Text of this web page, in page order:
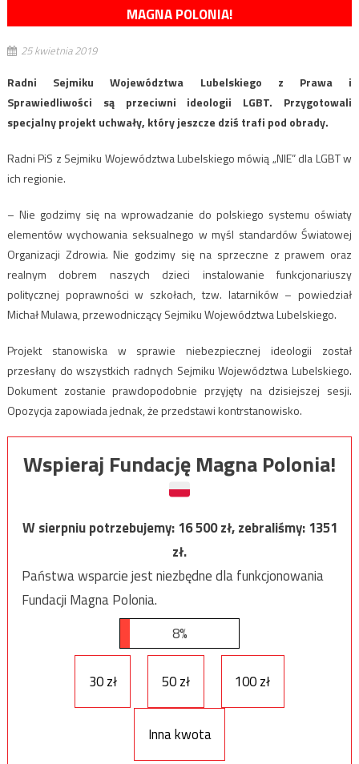
MAGNA POLONIA!
25 kwietnia 2019
Radni Sejmiku Województwa Lubelskiego z Prawa i
Sprawiedliwości są przeciwni ideologii LGBT. Przygotowali
specjalny projekt uchwały, który jeszcze dziś trafi pod obrady.
Radni PiS z Sejmiku Województwa Lubelskiego mówią „NIE” dla LGBT w
ich regionie.
– Nie godzimy się na wprowadzanie do polskiego systemu oświaty
elementów wychowania seksualnego w myśl standardów Światowej
Organizacji Zdrowia. Nie godzimy się na sprzeczne z prawem oraz
realnym dobrem naszych dzieci instalowanie funkcjonariuszy
politycznej poprawności w szkołach, tzw. latarników – powiedział
Michał Mulawa, przewodniczący Sejmiku Województwa Lubelskiego.
Projekt stanowiska w sprawie niebezpiecznej ideologii został
przesłany do wszystkich radnych Sejmiku Województwa Lubelskiego.
Dokument zostanie prawdopodobnie przyjęty na dzisiejszej sesji.
Opozycja zapowiada jednak, że przedstawi kontrstanowisko.
Wspieraj Fundację Magna Polonia!
W sierpniu potrzebujemy:16 500zł, zebraliśmy:1351
zł.
Państwa wsparcie jest niezbędne dla funkcjonowania
Fundacji Magna Polonia.
8%
30 zł 50 zł 100 zł
Inna kwota